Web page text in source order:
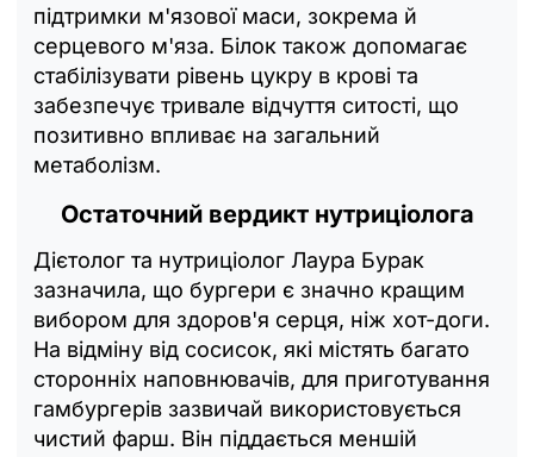
підтримки м'язової маси, зокрема й
серцевого м'яза. Білок також допомагає
стабілізувати рівень цукру в крові та
забезпечує тривале відчуття ситості, що
позитивно впливає на загальний
метаболізм.
Остаточний вердикт нутриціолога
Дієтолог та нутриціолог Лаура Бурак
зазначила, що бургери є значно кращим
вибором для здоров'я серця, ніж хот-доги.
На відміну від сосисок, які містять багато
сторонніх наповнювачів, для приготування
гамбургерів зазвичай використовується
чистий фарш. Він піддається меншій